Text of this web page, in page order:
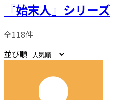
『始末人』シリーズ
全118件
並び順